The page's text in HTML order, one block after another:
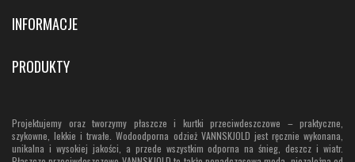
INFORMACJE
PRODUKTY
Projektujemy oraz tworzymy płaszcze i kurtki przeciwdeszczowe – praktyczne,
szykowne, lekkie i trwałe. Wodoodporna odzież VANNSKJOLD jest ręcznie wykonana,
unikalna i wysokiej jakości, a przede wszystkim odporna na śnieg, deszcz i wiatr.